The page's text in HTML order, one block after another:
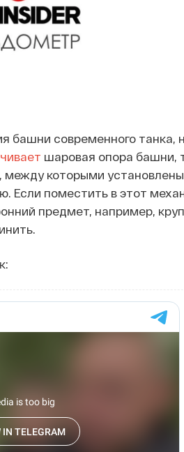
башни современного танка,
шаровая опора башни,
между которыми
Если поместить в этот
предмет, например,